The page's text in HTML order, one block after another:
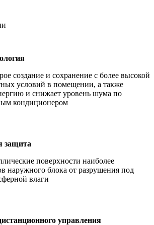
создание и сохранение с более высокой
условий в помещении, а также
и снижает уровень шума по
кондиционером
защита
поверхности наиболее
наружного блока от разрушения под
влаги
управления